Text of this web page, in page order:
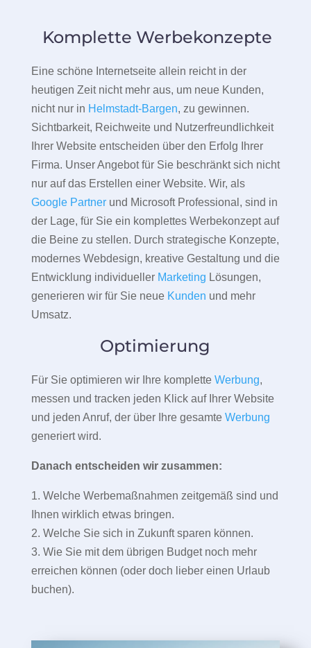
Komplette Werbekonzepte
Eine schöne Internetseite allein reicht in der
heutigen Zeit nicht mehr aus, um neue Kunden,
nicht nur in Helmstadt-Bargen, zu gewinnen.
Sichtbarkeit, Reichweite und Nutzerfreundlichkeit
Ihrer Website entscheiden über den Erfolg Ihrer
Firma. Unser Angebot für Sie beschränkt sich nicht
nur auf das Erstellen einer Website. Wir, als
Google Partnerund Microsoft Professional, sind in
der Lage, für Sie ein komplettes Werbekonzept auf
die Beine zu stellen. Durch strategische Konzepte,
modernes Webdesign, kreative Gestaltung und die
Entwicklung individueller Marketing Lösungen,
generieren wir für Sie neue Kunden und mehr
Umsatz.
Optimierung
Für Sie optimieren wir Ihre komplette Werbung,
messen und tracken jeden Klick auf Ihrer Website
und jeden Anruf, der über Ihre gesamte Werbung
generiert wird.
Danach entscheiden wir zusammen:
1. Welche Werbemaßnahmen zeitgemäß sind und
Ihnen wirklich etwas bringen.
2. Welche Sie sich in Zukunft sparen können.
3. Wie Sie mit dem übrigen Budget noch mehr
erreichen können (oder doch lieber einen Urlaub
buchen).